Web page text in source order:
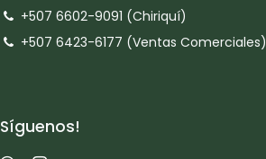
+507 6602-9091 (Chiriquí)
+507 6423-6177 (Ventas Comerciales)
Síguenos!